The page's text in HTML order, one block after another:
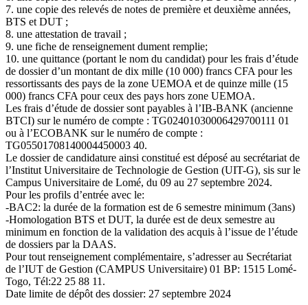
7. une copie des relevés de notes de première et deuxième années,
BTS et DUT ;
8. une attestation de travail ;
9. une fiche de renseignement dument remplie;
10. une quittance (portant le nom du candidat) pour les frais d’étude
de dossier d’un montant de dix mille (10 000) francs CFA pour les
ressortissants des pays de la zone UEMOA et de quinze mille (15
000) francs CFA pour ceux des pays hors zone UEMOA.
Les frais d’étude de dossier sont payables à l’IB-BANK (ancienne
BTCI) sur le numéro de compte : TG02401030006429700111 01
ou à l’ECOBANK sur le numéro de compte :
TG05501708140004450003 40.
Le dossier de candidature ainsi constitué est déposé au secrétariat de
l’Institut Universitaire de Technologie de Gestion (UIT-G), sis sur le
Campus Universitaire de Lomé, du 09 au 27 septembre 2024.
Pour les profils d’entrée avec le:
-BAC2: la durée de la formation est de 6 semestre minimum (3ans)
-Homologation BTS et DUT, la durée est de deux semestre au
minimum en fonction de la validation des acquis à l’issue de l’étude
de dossiers par la DAAS.
Pour tout renseignement complémentaire, s’adresser au Secrétariat
de l’IUT de Gestion (CAMPUS Universitaire) 01 BP: 1515 Lomé-
Togo, Tél:22 25 88 11.
Date limite de dépôt des dossier: 27 septembre 2024